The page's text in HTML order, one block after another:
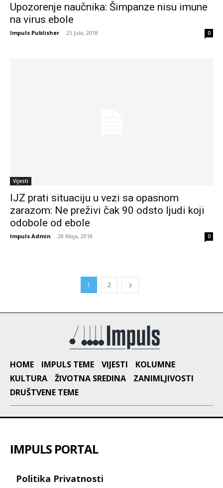
Upozorenje naučnika: Šimpanze nisu imune
na virus ebole
Impuls Publisher - 23 Jula, 2018 0
Vijesti
IJZ prati situaciju u vezi sa opasnom
zarazom: Ne preživi čak 90 odsto ljudi koji
odobole od ebole
Impuls Admin - 28 Maja, 2018 0
1 2
HOME IMPULS TEME VIJESTI
KOLUMNE
KULTURA
ŽIVOTNA SREDINA
ZANIMLJIVOSTI
DRUŠTVENE TEME
IMPULS PORTAL
Politika Privatnosti